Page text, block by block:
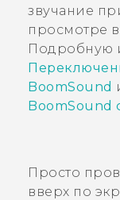
звучание
просмотре
Подробную
BoomSound
BoomSound
Просто
вверх по